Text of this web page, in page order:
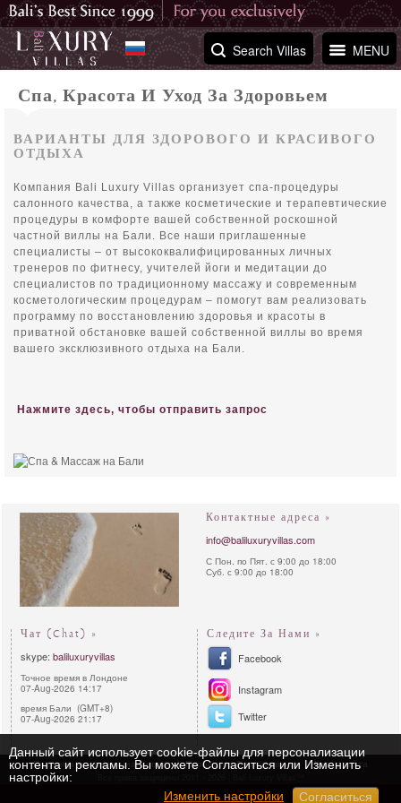
MENU
Search Villas
Спа, Красота И Уход За Здоровьем
ВАРИАНТЫ ДЛЯ ЗДОРОВОГО И КРАСИВОГО
ОТДЫХА
Компания Bali Luxury Villas организует спа-процедуры
салонного качества, а также косметические и терапевтические
процедуры в комфорте вашей собственной роскошной
частной виллы на Бали. Все наши приглашенные
специалисты – от высококвалифицированных личных
тренеров по фитнесу, учителей йоги и медитации до
специалистов по традиционному массажу и современным
косметологическим процедурам – помогут вам реализовать
программу по восстановлению здоровья и красоты в
приватной обстановке вашей собственной виллы во время
вашего эксклюзивного отдыха на Бали.
Нажмите здесь, чтобы отправить запрос
Контактные адреса »
info@baliluxuryvillas.com
С Пон. по Пят. с 9:00 до 18:00
Суб. с 9:00 до 18:00
Чат (Chat) »
skype: baliluxuryvillas
Точное время в Лондоне
07-Aug-2026 14:17
время Бали (GMT+8)
07-Aug-2026 21:17
Следите За Нами »
Facebook
Instagram
Twitter
Политика конфиденциальности Процедура Бронирования Карта сайта
Данный сайт использует cookie-файлы для персонализации
контента и рекламы. Вы можете Согласиться или Изменить
настройки:
Изменить настройки
Согласиться